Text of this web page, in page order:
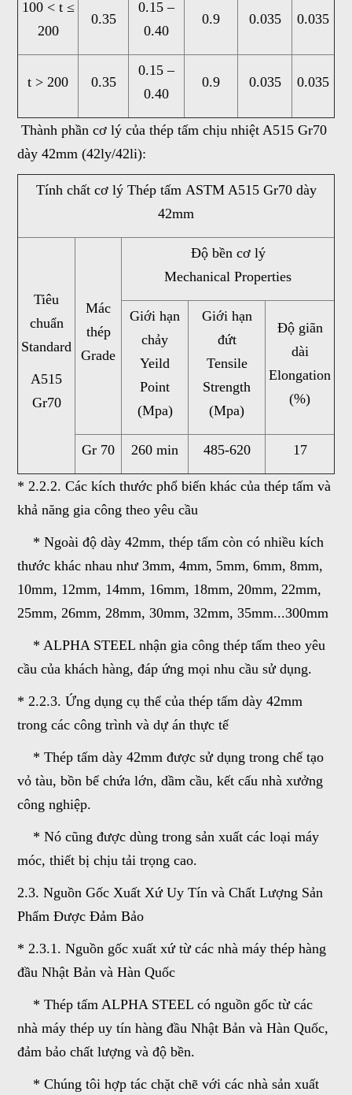
100 < t ≤
200
0.35
0.15 –
0.40
0.9 0.035 0.035
t > 200 0.35
0.15 –
0.40
0.9 0.035 0.035
Thành phần cơ lý của thép tấm chịu nhiệt A515 Gr70
dày 42mm (42ly/42li):
Tính chất cơ lý Thép tấm ASTM A515 Gr70 dày
42mm
Tiêu
chuẩn
Standard
A515
Gr70
Mác
thép
Grade
Độ bền cơ lý
Mechanical Properties
Giới hạn
chảy
Yeild
Point
(Mpa)
Giới hạn
đứt
Tensile
Strength
(Mpa)
Độ giãn
dài
Elongation
(%)
Gr 70 260 min 485-620 17
* 2.2.2. Các kích thước phổ biến khác của thép tấm và
khả năng gia công theo yêu cầu
* Ngoài độ dày 42mm, thép tấm còn có nhiều kích
thước khác nhau như 3mm, 4mm, 5mm, 6mm, 8mm,
10mm, 12mm, 14mm, 16mm, 18mm, 20mm, 22mm,
25mm, 26mm, 28mm, 30mm, 32mm, 35mm...300mm
* ALPHA STEEL nhận gia công thép tấm theo yêu
cầu của khách hàng, đáp ứng mọi nhu cầu sử dụng.
* 2.2.3. Ứng dụng cụ thể của thép tấm dày 42mm
trong các công trình và dự án thực tế
* Thép tấm dày 42mm được sử dụng trong chế tạo
vỏ tàu, bồn bể chứa lớn, dầm cầu, kết cấu nhà xưởng
công nghiệp.
* Nó cũng được dùng trong sản xuất các loại máy
móc, thiết bị chịu tải trọng cao.
2.3. Nguồn Gốc Xuất Xứ Uy Tín và Chất Lượng Sản
Phẩm Được Đảm Bảo
* 2.3.1. Nguồn gốc xuất xứ từ các nhà máy thép hàng
đầu Nhật Bản và Hàn Quốc
* Thép tấm ALPHA STEEL có nguồn gốc từ các
nhà máy thép uy tín hàng đầu Nhật Bản và Hàn Quốc,
đảm bảo chất lượng và độ bền.
* Chúng tôi hợp tác chặt chẽ với các nhà sản xuất